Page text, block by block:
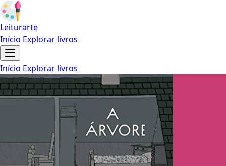
Leiturarte
Início Explorar livros
Início Explorar livros